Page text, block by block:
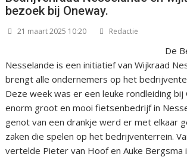
bezoek bij Oneway.
21 maart 2025 10:20 Redactie
De
Nesselande is een initiatief van Wijkraad
brengt alle ondernemers op het
Deze week was er een leuke rondleiding bij
enorm groot en mooi fietsenbedrijf in
genot van een drankje werd er met elkaar
zaken die spelen op het bedrijventerrein.
vertelde Pieter van Hoof en Auke Bergsma